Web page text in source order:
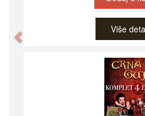
Više